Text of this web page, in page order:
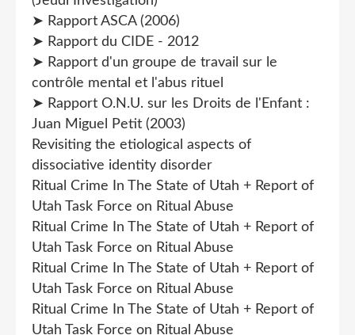
➤ Rapport ASCA (2006)
➤ Rapport du CIDE - 2012
➤ Rapport d'un groupe de travail sur le
contrôle mental et l'abus rituel
➤ Rapport O.N.U. sur les Droits de l'Enfant :
Juan Miguel Petit (2003)
Revisiting the etiological aspects of
dissociative identity disorder
Ritual Crime In The State of Utah + Report of
Utah Task Force on Ritual Abuse
Ritual Crime In The State of Utah + Report of
Utah Task Force on Ritual Abuse
Ritual Crime In The State of Utah + Report of
Utah Task Force on Ritual Abuse
Ritual Crime In The State of Utah + Report of
Utah Task Force on Ritual Abuse